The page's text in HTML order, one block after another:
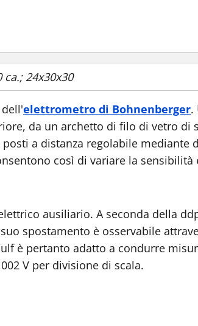
24x30x30
elettrometro di Bohnenberger.
da un archetto di filo di vetro di
a distanza regolabile mediante
così di variare la
ausiliario. A seconda della
spostamento è osservabile
è pertanto adatto a condurre
V per divisione di scala.